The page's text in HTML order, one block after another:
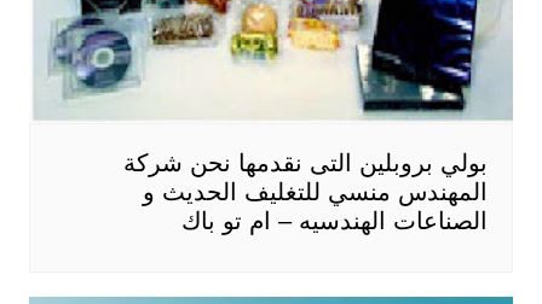
بولي بروبلين التى نقدمها نحن شركة
المهندس منسي للتغليف الحديث و
الصناعات الهندسيه – ام تو باك